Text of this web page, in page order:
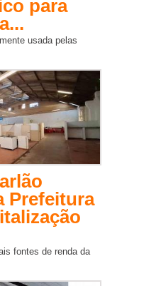
para
usada pelas
Prefeitura
fontes de renda da